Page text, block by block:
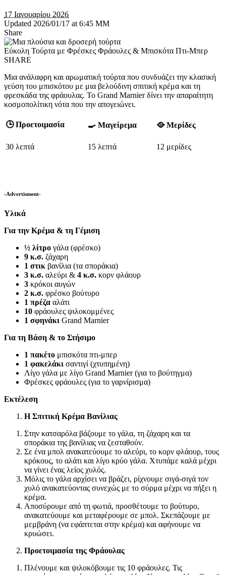
17 Ιανουαρίου 2026
Updated 2026/01/17 at 6:45 ΜΜ
Share
Εύκολη Τούρτα με Φρέσκες Φράουλες & Μπισκότα Πτι-Μπερ
SHARE
Μια ανάλαφρη και αρωματική τούρτα που συνδυάζει την κλασική
γεύση του μπισκότου με μια βελούδινη σπιτική κρέμα και τη
φρεσκάδα της φράουλας. Το Grand Marnier δίνει την απαραίτητη
κοσμοπολίτικη νότα που την απογειώνει.
🕒 Προετοιμασία 🍳 Μαγείρεμα 🥘 Μερίδες
30 λεπτά 15 λεπτά 12 μερίδες
-Advertisment-
Υλικά
Για την Κρέμα & τη Γέμιση
½ λίτρο γάλα (φρέσκο)
9 κ.σ. ζάχαρη
1 στικ βανίλια (τα σποράκια)
3 κ.σ. αλεύρι & 4 κ.σ. κορν φλάουρ
3 κρόκοι αυγών
2 κ.σ. φρέσκο βούτυρο
1 πρέζα αλάτι
10 φράουλες ψιλοκομμένες
1 σφηνάκι Grand Marnier
Για τη Βάση & το Στήσιμο
1 πακέτο μπισκότα πτι-μπερ
1 φακελάκι σαντιγί (χτυπημένη)
Λίγο γάλα με λίγο Grand Marnier (για το βούτηγμα)
Φρέσκες φράουλες (για το γαρνίρισμα)
Εκτέλεση
Η Σπιτική Κρέμα Βανίλιας
Στην κατσαρόλα βάζουμε το γάλα, τη ζάχαρη και τα
σποράκια της βανίλιας να ζεσταθούν.
Σε ένα μπολ ανακατεύουμε το αλεύρι, το κορν φλάουρ, τους
κρόκους, το αλάτι και λίγο κρύο γάλα. Χτυπάμε καλά μέχρι
να γίνει ένας λείος χυλός.
Μόλις το γάλα αρχίσει να βράζει, ρίχνουμε σιγά-σιγά τον
χυλό ανακατεύοντας συνεχώς με το σύρμα μέχρι να πήξει η
κρέμα.
Αποσύρουμε από τη φωτιά, προσθέτουμε το βούτυρο,
ανακατεύουμε και μεταφέρουμε σε μπολ. Σκεπάζουμε με
μεμβράνη (να εφάπτεται στην κρέμα) και αφήνουμε να
κρυώσει.
Προετοιμασία της Φράουλας
Πλένουμε και ψιλοκόβουμε τις 10 φράουλες. Τις